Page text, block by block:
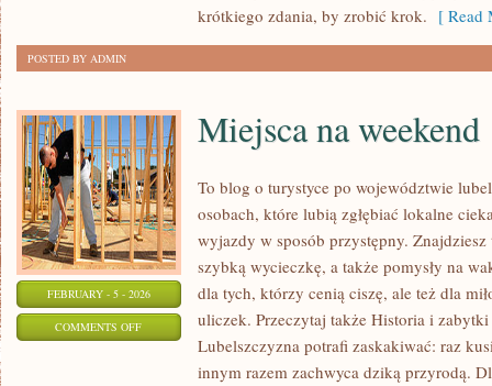
krótkiego zdania, by zrobić krok. [ Read
POSTED BY ADMIN
FEBRUARY - 5 - 2026
COMMENTS OFFON
Miejsca na weekend
To blog o turystyce po województwie
osobach, które lubią zgłębiać lokalne
wyjazdy w sposób przystępny.
szybką wycieczkę, a także pomysły na
dla tych, którzy cenią ciszę, ale też dla
uliczek. Przeczytaj także Historia i
Lubelszczyzna potrafi zaskakiwać: raz
innym razem zachwyca dziką przyrodą.